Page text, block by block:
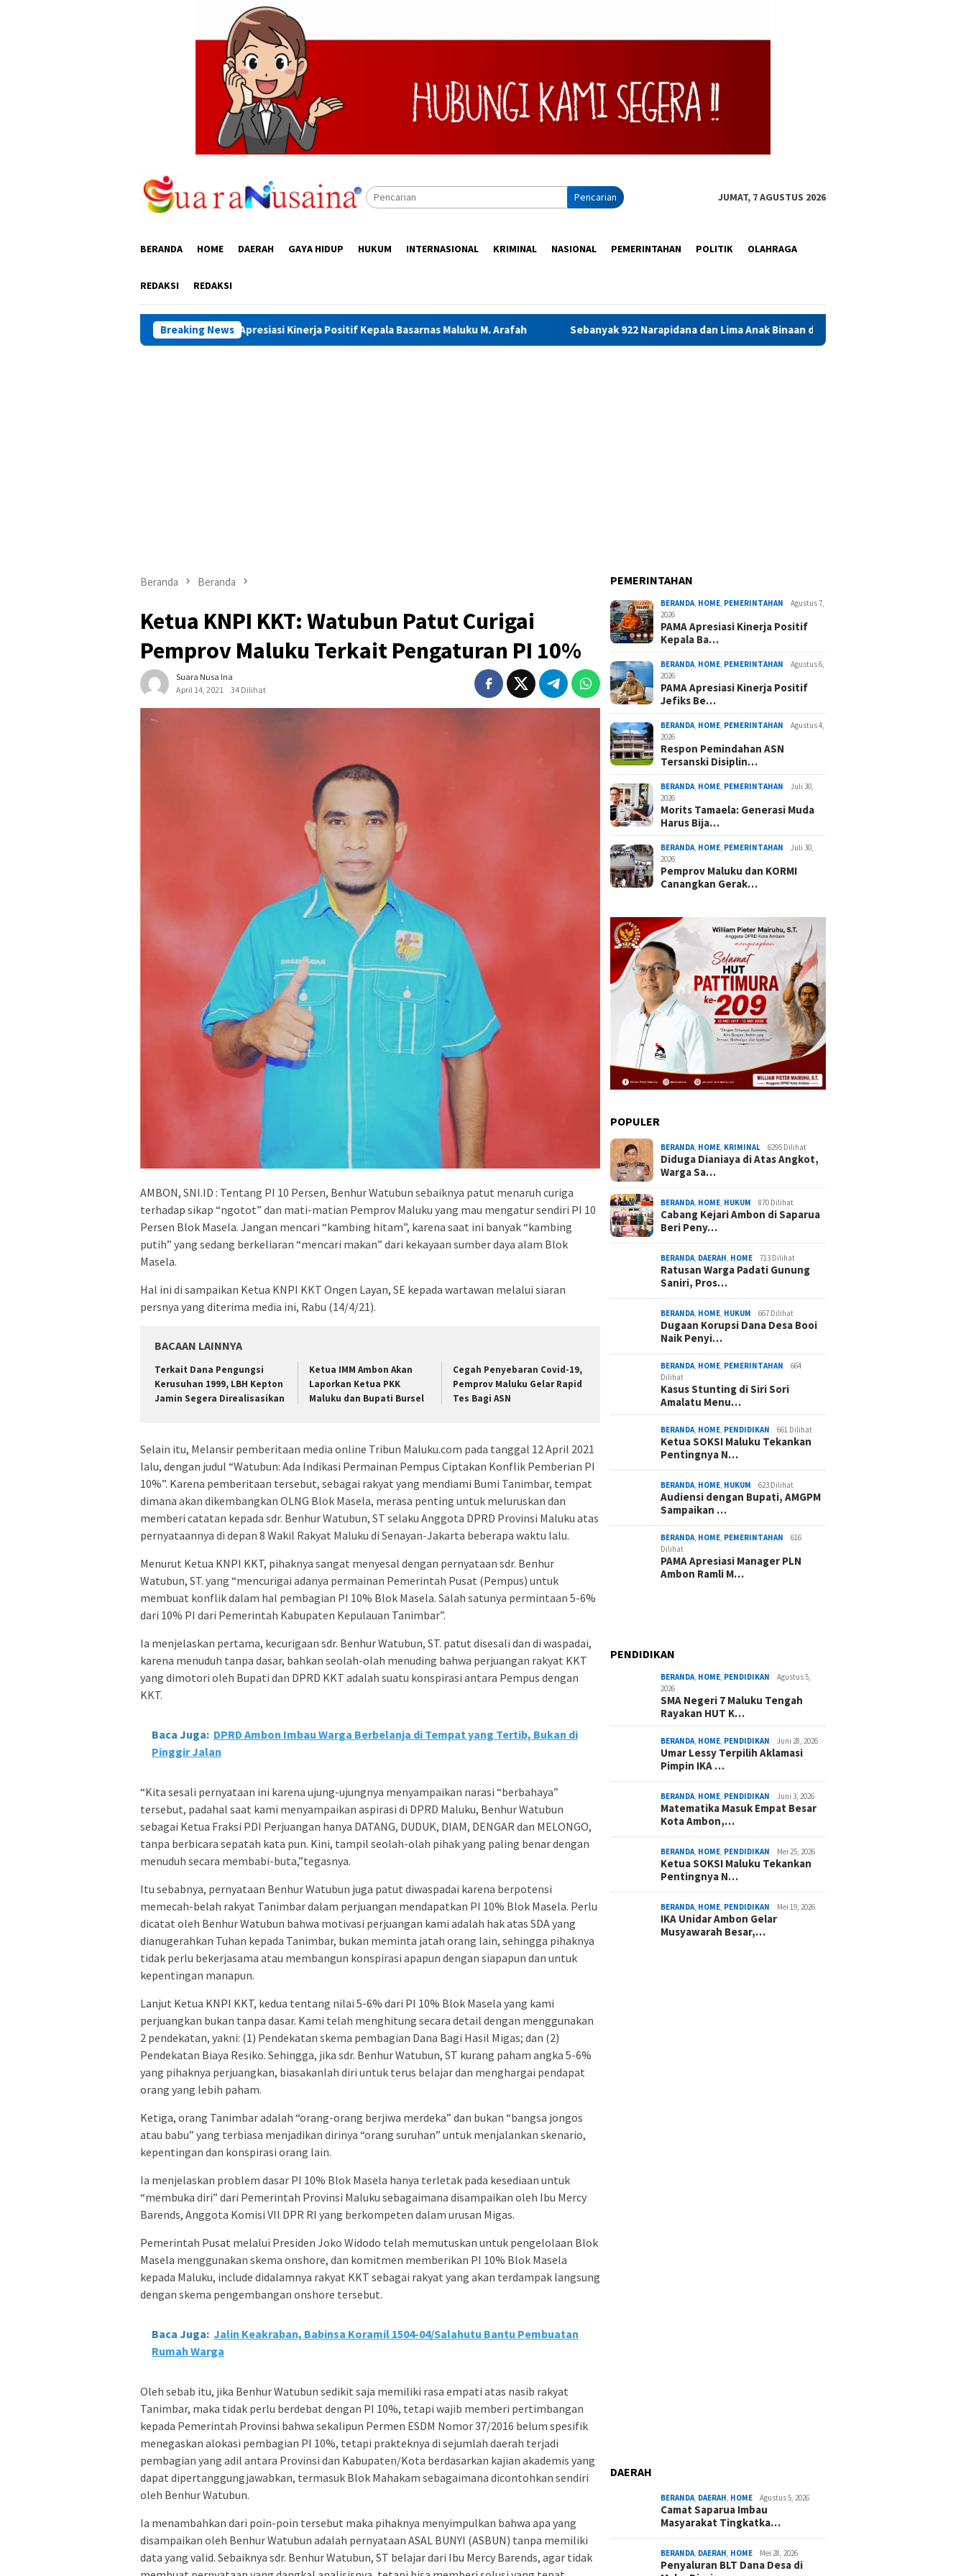
Pencarian JUMAT, 7 AGUSTUS 2026
BERANDA HOME DAERAH GAYA HIDUP HUKUM INTERNASIONAL KRIMINAL NASIONAL PEMERINTAHAN POLITIK OLAHRAGA
REDAKSI REDAKSI
Breaking News
PAMA Apresiasi Kinerja Positif Kepala Basarnas Maluku M. Arafah Sebanyak 922 Narapidana dan Lima Anak Binaan di Maluku Diusulkan Terima Remisi HUT RI
Beranda Beranda
Ketua KNPI KKT: Watubun Patut Curigai
Pemprov Maluku Terkait Pengaturan PI 10%
Suara Nusa Ina
April 14, 2021
34 Dilihat
AMBON, SNI.ID : Tentang PI 10 Persen, Benhur Watubun sebaiknya patut menaruh curiga
terhadap sikap “ngotot” dan mati-matian Pemprov Maluku yang mau mengatur sendiri PI 10
Persen Blok Masela. Jangan mencari “kambing hitam”, karena saat ini banyak “kambing
putih” yang sedang berkeliaran “mencari makan” dari kekayaan sumber daya alam Blok
Masela.
Hal ini di sampaikan Ketua KNPI KKT Ongen Layan, SE kepada wartawan melalui siaran
persnya yang diterima media ini, Rabu (14/4/21).
BACAAN LAINNYA
Terkait Dana Pengungsi
Kerusuhan 1999, LBH Kepton
Jamin Segera Direalisasikan
Ketua IMM Ambon Akan
Laporkan Ketua PKK
Maluku dan Bupati Bursel
Cegah Penyebaran Covid-19,
Pemprov Maluku Gelar Rapid
Tes Bagi ASN
Selain itu, Melansir pemberitaan media online Tribun Maluku.com pada tanggal 12 April 2021
lalu, dengan judul “Watubun: Ada Indikasi Permainan Pempus Ciptakan Konflik Pemberian PI
10%”. Karena pemberitaan tersebut, sebagai rakyat yang mendiami Bumi Tanimbar, tempat
dimana akan dikembangkan OLNG Blok Masela, merasa penting untuk meluruskan dan
memberi catatan kepada sdr. Benhur Watubun, ST selaku Anggota DPRD Provinsi Maluku atas
pernyataannya di depan 8 Wakil Rakyat Maluku di Senayan-Jakarta beberapa waktu lalu.
Menurut Ketua KNPI KKT, pihaknya sangat menyesal dengan pernyataan sdr. Benhur
Watubun, ST. yang “mencurigai adanya permainan Pemerintah Pusat (Pempus) untuk
membuat konflik dalam hal pembagian PI 10% Blok Masela. Salah satunya permintaan 5-6%
dari 10% PI dari Pemerintah Kabupaten Kepulauan Tanimbar”.
Ia menjelaskan pertama, kecurigaan sdr. Benhur Watubun, ST. patut disesali dan di waspadai,
karena menuduh tanpa dasar, bahkan seolah-olah menuding bahwa perjuangan rakyat KKT
yang dimotori oleh Bupati dan DPRD KKT adalah suatu konspirasi antara Pempus dengan
KKT.
Baca Juga: DPRD Ambon Imbau Warga Berbelanja di Tempat yang Tertib, Bukan di
Pinggir Jalan
“Kita sesali pernyataan ini karena ujung-ujungnya menyampaikan narasi “berbahaya”
tersebut, padahal saat kami menyampaikan aspirasi di DPRD Maluku, Benhur Watubun
sebagai Ketua Fraksi PDI Perjuangan hanya DATANG, DUDUK, DIAM, DENGAR dan MELONGO,
tanpa berbicara sepatah kata pun. Kini, tampil seolah-olah pihak yang paling benar dengan
menuduh secara membabi-buta,”tegasnya.
Itu sebabnya, pernyataan Benhur Watubun juga patut diwaspadai karena berpotensi
memecah-belah rakyat Tanimbar dalam perjuangan mendapatkan PI 10% Blok Masela. Perlu
dicatat oleh Benhur Watubun bahwa motivasi perjuangan kami adalah hak atas SDA yang
dianugerahkan Tuhan kepada Tanimbar, bukan meminta jatah orang lain, sehingga pihaknya
tidak perlu bekerjasama atau membangun konspirasi apapun dengan siapapun dan untuk
kepentingan manapun.
Lanjut Ketua KNPI KKT, kedua tentang nilai 5-6% dari PI 10% Blok Masela yang kami
perjuangkan bukan tanpa dasar. Kami telah menghitung secara detail dengan menggunakan
2 pendekatan, yakni: (1) Pendekatan skema pembagian Dana Bagi Hasil Migas; dan (2)
Pendekatan Biaya Resiko. Sehingga, jika sdr. Benhur Watubun, ST kurang paham angka 5-6%
yang pihaknya perjuangkan, biasakanlah diri untuk terus belajar dan menghargai pendapat
orang yang lebih paham.
Ketiga, orang Tanimbar adalah “orang-orang berjiwa merdeka” dan bukan “bangsa jongos
atau babu” yang terbiasa menjadikan dirinya “orang suruhan” untuk menjalankan skenario,
kepentingan dan konspirasi orang lain.
Ia menjelaskan problem dasar PI 10% Blok Masela hanya terletak pada kesediaan untuk
“membuka diri” dari Pemerintah Provinsi Maluku sebagaimana disampaikan oleh Ibu Mercy
Barends, Anggota Komisi VII DPR RI yang berkompeten dalam urusan Migas.
Pemerintah Pusat melalui Presiden Joko Widodo telah memutuskan untuk pengelolaan Blok
Masela menggunakan skema onshore, dan komitmen memberikan PI 10% Blok Masela
kepada Maluku, include didalamnya rakyat KKT sebagai rakyat yang akan terdampak langsung
dengan skema pengembangan onshore tersebut.
Baca Juga: Jalin Keakraban, Babinsa Koramil 1504-04/Salahutu Bantu Pembuatan
Rumah Warga
Oleh sebab itu, jika Benhur Watubun sedikit saja memiliki rasa empati atas nasib rakyat
Tanimbar, maka tidak perlu berdebat dengan PI 10%, tetapi wajib memberi pertimbangan
kepada Pemerintah Provinsi bahwa sekalipun Permen ESDM Nomor 37/2016 belum spesifik
menegaskan alokasi pembagian PI 10%, tetapi prakteknya di sejumlah daerah terjadi
pembagian yang adil antara Provinsi dan Kabupaten/Kota berdasarkan kajian akademis yang
dapat dipertanggungjawabkan, termasuk Blok Mahakam sebagaimana dicontohkan sendiri
oleh Benhur Watubun.
Ia menambahkan dari poin-poin tersebut maka pihaknya menyimpulkan bahwa apa yang
disampaikan oleh Benhur Watubun adalah pernyataan ASAL BUNYI (ASBUN) tanpa memiliki
data yang valid. Sebaiknya sdr. Benhur Watubun, ST belajar dari Ibu Mercy Barends, agar tidak
PEMERINTAHAN
BERANDA, HOME, PEMERINTAHAN
Agustus 7,
2026
PAMA Apresiasi Kinerja Positif
Kepala Ba…
BERANDA, HOME, PEMERINTAHAN
Agustus 6,
2026
PAMA Apresiasi Kinerja Positif
Jefiks Be…
BERANDA, HOME, PEMERINTAHAN
Agustus 4,
2026
Respon Pemindahan ASN
Tersanski Disiplin…
BERANDA, HOME, PEMERINTAHAN
Juli 30,
2026
Morits Tamaela: Generasi Muda
Harus Bija…
BERANDA, HOME, PEMERINTAHAN
Juli 30,
2026
Pemprov Maluku dan KORMI
Canangkan Gerak…
POPULER
BERANDA HOME KRIMINAL 6295 Dilihat
Diduga Dianiaya di Atas Angkot,
Warga Sa…
BERANDA HOME HUKUM 870 Dilihat
Cabang Kejari Ambon di Saparua
Beri Peny…
BERANDA DAERAH HOME 713 Dilihat
Ratusan Warga Padati Gunung
Saniri, Pros…
BERANDA HOME HUKUM 667 Dilihat
Dugaan Korupsi Dana Desa Booi
Naik Penyi…
BERANDA HOME PEMERINTAHAN
664
Dilihat
Kasus Stunting di Siri Sori
Amalatu Menu…
BERANDA HOME PENDIDIKAN 661 Dilihat
Ketua SOKSI Maluku Tekankan
Pentingnya N…
BERANDA HOME HUKUM 623 Dilihat
Audiensi dengan Bupati, AMGPM
Sampaikan …
BERANDA HOME PEMERINTAHAN
616
Dilihat
PAMA Apresiasi Manager PLN
Ambon Ramli M…
PENDIDIKAN
BERANDA HOME PENDIDIKAN
Agustus 5,
2026
SMA Negeri 7 Maluku Tengah
Rayakan HUT K…
BERANDA HOME PENDIDIKAN Juni 28, 2026
Umar Lessy Terpilih Aklamasi
Pimpin IKA …
BERANDA HOME PENDIDIKAN Juni 3, 2026
Matematika Masuk Empat Besar
Kota Ambon,…
BERANDA HOME PENDIDIKAN Mei 25, 2026
Ketua SOKSI Maluku Tekankan
Pentingnya N…
BERANDA HOME PENDIDIKAN Mei 19, 2026
IKA Unidar Ambon Gelar
Musyawarah Besar,…
DAERAH
BERANDA DAERAH HOME Agustus 5, 2026
Camat Saparua Imbau
Masyarakat Tingkatka…
BERANDA DAERAH HOME Mei 28, 2026
Penyaluran BLT Dana Desa di